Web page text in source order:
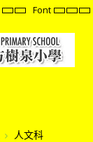
FixedWideFont Set
Font
Set
Font
Set
人文科